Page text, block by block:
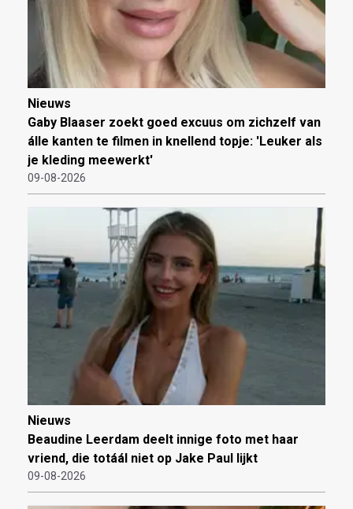
Nieuws
Gaby Blaaser zoekt goed excuus om zichzelf van
álle kanten te filmen in knellend topje: 'Leuker als
je kleding meewerkt'
09-08-2026
Nieuws
Beaudine Leerdam deelt innige foto met haar
vriend, die totáál niet op Jake Paul lijkt
09-08-2026